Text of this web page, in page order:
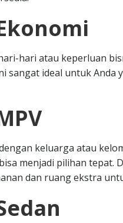
hari atau keperluan
sangat ideal untuk
keluarga atau
menjadi pilihan tepat.
dan ruang ekstra